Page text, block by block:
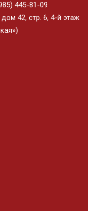
445-81-09
42, стр. 6, 4-й этаж